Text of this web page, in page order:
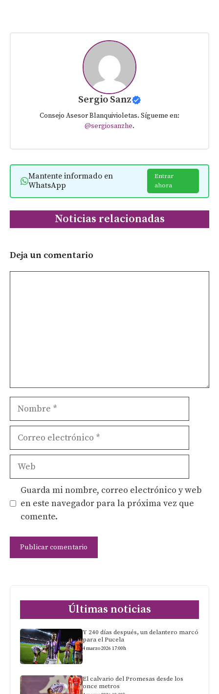
Sergio Sanz
Consejo Asesor Blanquivioletas. Sígueme en:
@sergiosanzhe.
Mantente informado en
WhatsApp
Entrar
ahora
Noticias relacionadas
Deja un comentario
Nombre
Correo
Web
Guarda mi nombre, correo electrónico y web
en este navegador para la próxima vez que
comente.
Últimas noticias
Y 240 días después, un delantero marcó
para el Pucela
4 marzo 2026 17:00h
El calvario del Promesas desde los
once metros